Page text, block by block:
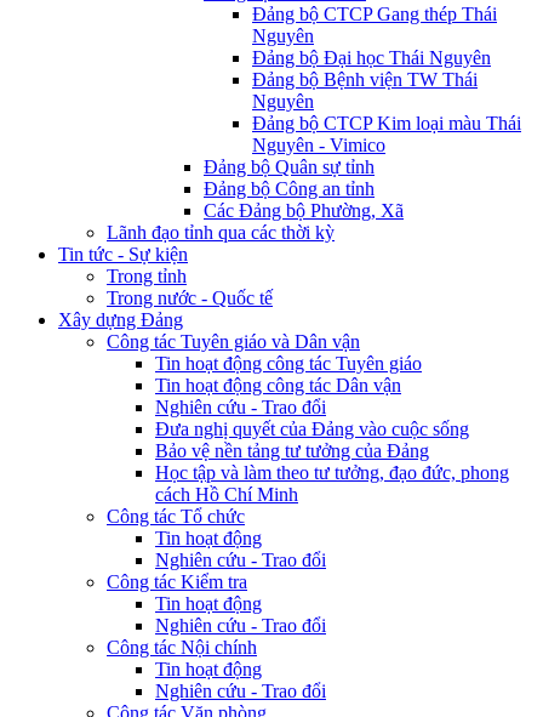
Đảng bộ CTCP Gang thép Thái
Nguyên
Đảng bộ Đại học Thái Nguyên
Đảng bộ Bệnh viện TW Thái
Nguyên
Đảng bộ CTCP Kim loại màu Thái
Nguyên - Vimico
Đảng bộ Quân sự tỉnh
Đảng bộ Công an tỉnh
Các Đảng bộ Phường, Xã
Lãnh đạo tỉnh qua các thời kỳ
Tin tức - Sự kiện
Trong tỉnh
Trong nước - Quốc tế
Xây dựng Đảng
Công tác Tuyên giáo và Dân vận
Tin hoạt động công tác Tuyên giáo
Tin hoạt động công tác Dân vận
Nghiên cứu - Trao đổi
Đưa nghị quyết của Đảng vào cuộc sống
Bảo vệ nền tảng tư tưởng của Đảng
Học tập và làm theo tư tưởng, đạo đức, phong
cách Hồ Chí Minh
Công tác Tổ chức
Tin hoạt động
Nghiên cứu - Trao đổi
Công tác Kiểm tra
Tin hoạt động
Nghiên cứu - Trao đổi
Công tác Nội chính
Tin hoạt động
Nghiên cứu - Trao đổi
Công tác Văn phòng